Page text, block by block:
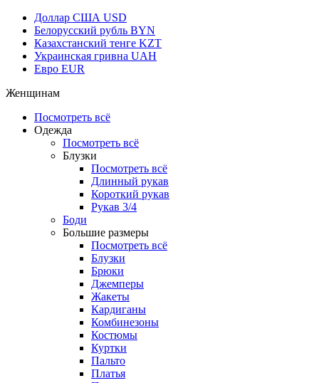
Доллар США USD
Белорусский рубль BYN
Казахстанский тенге KZT
Украинская гривна UAH
Евро EUR
Женщинам
Посмотреть всё
Одежда
Посмотреть всё
Блузки
Посмотреть всё
Длинный рукав
Короткий рукав
Рукав 3/4
Боди
Большие размеры
Посмотреть всё
Блузки
Брюки
Джемперы
Жакеты
Кардиганы
Комбинезоны
Костюмы
Куртки
Пальто
Платья